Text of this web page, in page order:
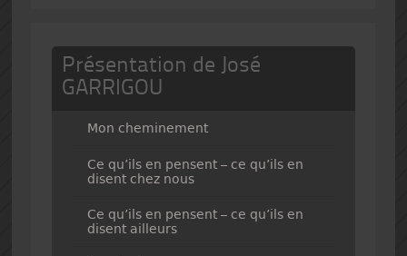
Présentation de José
GARRIGOU
Mon cheminement
Ce qu’ils en pensent – ce qu’ils en
disent chez nous
Ce qu’ils en pensent – ce qu’ils en
disent ailleurs